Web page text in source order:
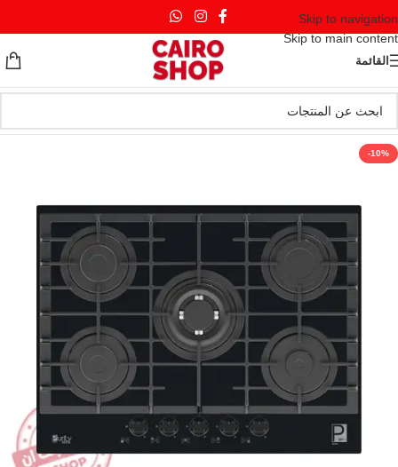
Skip to navigation
Skip to main content
القائمة
-10%